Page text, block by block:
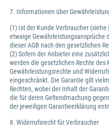
7. Informationen über
(1) Ist der Kunde Verbraucher
etwaige Gewährleistungsansprüche
dieser AGB nach den gesetzlichen
(2) Sofern der Anbieter eine
werden die gesetzlichen Rechte des
Gewährleistungsrechte und
eingeschränkt. Die Garantie gilt
Rechten, wobei der Inhalt der
die für deren Geltendmachung
der jeweiligen Garantieerklärung
8. Widerrufsrecht für Verbraucher